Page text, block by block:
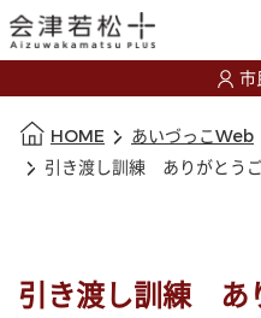
市
HOME あいづっこWeb
引き渡し訓練 ありがとうご
引き渡し訓練 あ